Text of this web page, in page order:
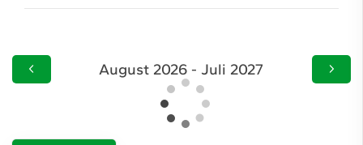
August 2026 - Juli 2027